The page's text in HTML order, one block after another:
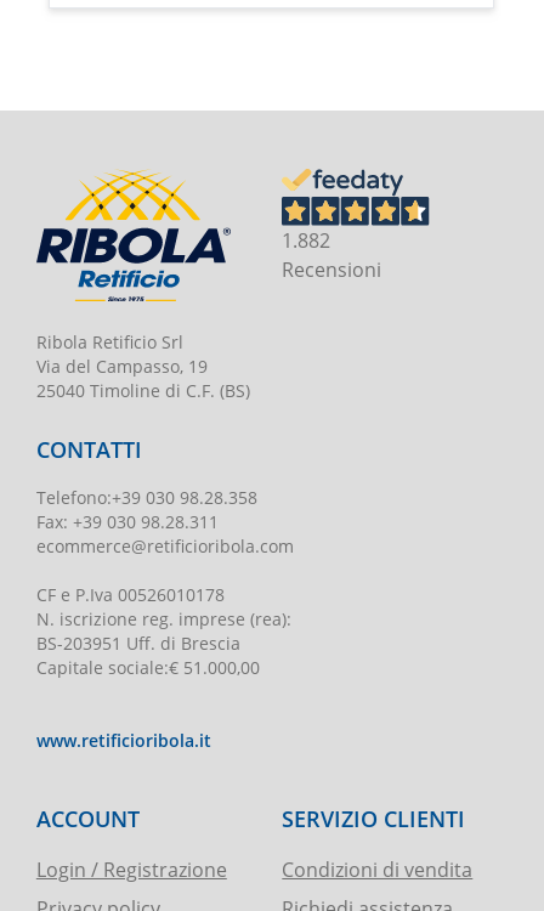
Ribola Retificio Srl
Via del Campasso, 19
25040 Timoline di C.F. (BS)
1.882
Recensioni
CONTATTI
Telefono:+39 030 98.28.358
Fax: +39 030 98.28.311
ecommerce@retificioribola.com
CF e P.Iva 00526010178
N. iscrizione reg. imprese (rea):
BS-203951 Uff. di Brescia
Capitale sociale:€ 51.000,00
www.retificioribola.it
ACCOUNT
Login / Registrazione
SERVIZIO CLIENTI
Condizioni di vendita